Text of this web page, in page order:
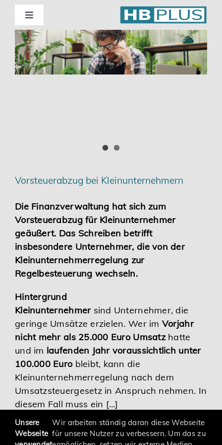
Skip
content
Toggle
Navigation
Standorte
Beratung
Digitalisierung | Steuerberatung
Karriere
Services
Vorsteuerabzug bei Kleinunternehmern
Die Finanzverwaltung hat sich zum
Vorsteuerabzug für Kleinunternehmer
geäußert. Das Schreiben betrifft
insbesondere Unternehmer, die von der
Kleinunternehmerregelung zur
Regelbesteuerung wechseln.
Hintergrund
Kleinunternehmersind Unternehmer, die
geringe Umsätze erzielen. Wer im Vorjahr
nicht mehr als 25.000 Euro Umsatzhatte
und im laufenden Jahr voraussichtlich unter
100.000 Eurobleibt, kann die
Kleinunternehmerregelung nach dem
Umsatzsteuergesetz in Anspruch nehmen. In
diesem Fall muss ein […]
Unsere
Webseite
Wir arbeiten ständig daran diese Webseite
für unsere Nutzer zu verbessern. Um das zu